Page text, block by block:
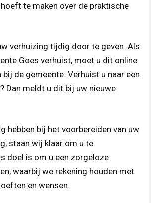
te maken over de praktische
verhuizing tijdig door te geven. Als
Goes verhuist, moet u dit online
bij de gemeente. Verhuist u naar een
Dan meldt u dit bij uw nieuwe
hebben bij het voorbereiden van uw
staan wij klaar om u te
doel is om u een zorgeloze
waarbij we rekening houden met
en wensen.